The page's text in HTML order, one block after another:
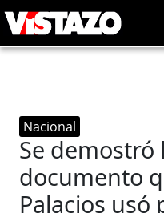
Nacional
Se demostró
documento
Palacios usó